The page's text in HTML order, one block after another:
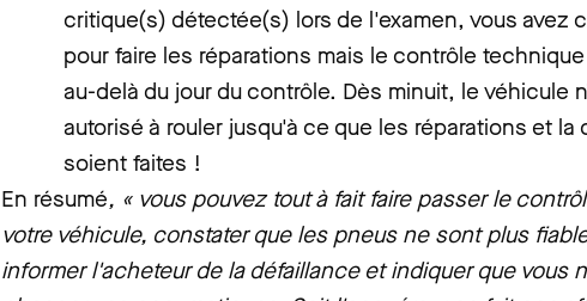
critique(s) détectée(s) lors de l'examen, vous avez
pour faire les réparations mais le contrôle technique
au-delà du jour du contrôle. Dès minuit, le véhicule
autorisé à rouler jusqu'à ce que les réparations et la
soient faites !
En résumé, « vous pouvez tout à fait faire passer le
votre véhicule, constater que les pneus ne sont plus
informer l'acheteur de la défaillance et indiquer que vous